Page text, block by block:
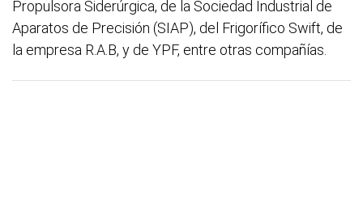
Propulsora Siderúrgica, de la Sociedad Industrial de
Aparatos de Precisión (SIAP), del Frigorífico Swift, de
la empresa R.A.B, y de YPF, entre otras compañías.